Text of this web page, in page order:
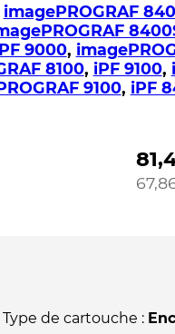
imagePROGRAF
9000,
8100, iPF 9100,
9100, iPF
Type de cartouche :